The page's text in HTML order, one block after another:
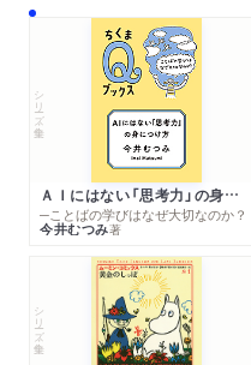
シリーズ・全集
ＡＩにはない「思考力」の身につけ方
─ことばの学びはなぜ大切なのか？
今井むつみ著
シリーズ・全集